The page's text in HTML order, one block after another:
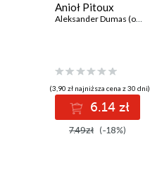
Anioł Pitoux
Aleksander Dumas (ojciec)
(3,90 zł najniższa cena z 30 dni)
6.14 zł
7.49zł (-18%)